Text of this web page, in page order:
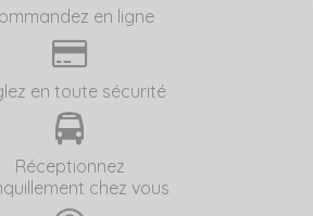
en ligne
en toute sécurité
Réceptionnez
chez vous